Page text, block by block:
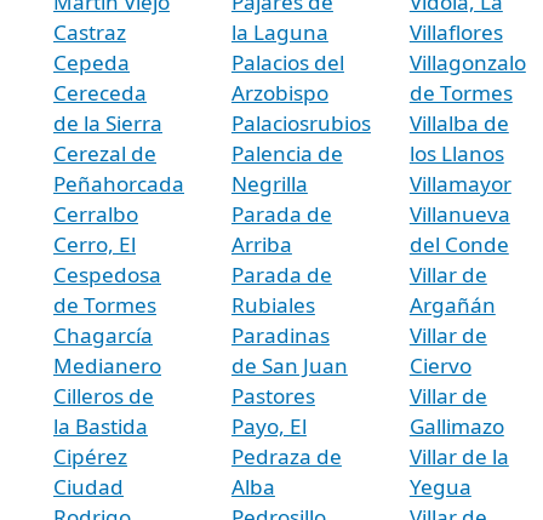
Castraz
Cepeda
Cereceda
de la Sierra
Cerezal de
Peñahorcada
Cerralbo
Cerro, El
Cespedosa
de Tormes
Chagarcía
Medianero
Cilleros de
la Bastida
Cipérez
Ciudad
la Laguna
Palacios del
Arzobispo
Palaciosrubios
Palencia de
Negrilla
Parada de
Arriba
Parada de
Rubiales
Paradinas
de San Juan
Pastores
Payo, El
Pedraza de
Alba
Villaflores
Villagonzalo
de Tormes
Villalba de
los Llanos
Villamayor
Villanueva
del Conde
Villar de
Argañán
Villar de
Ciervo
Villar de
Gallimazo
Villar de la
Yegua